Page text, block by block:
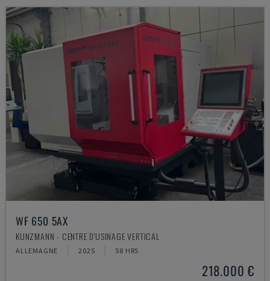
WF 650 5AX
KUNZMANN - CENTRE D'USINAGE VERTICAL
ALLEMAGNE 2025 58 HRS
218.000 €